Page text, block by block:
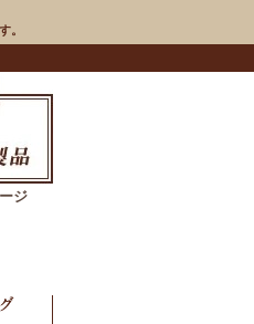
。
ジ